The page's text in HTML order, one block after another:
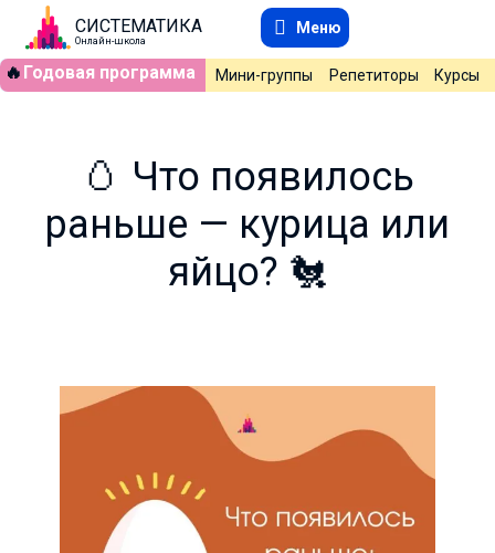
СИСТЕМАТИКА
Онлайн-школа
Меню
🔥 Годовая программа Мини-группы Репетиторы Курсы
🥚 Что появилось
раньше — курица или
яйцо? 🐔